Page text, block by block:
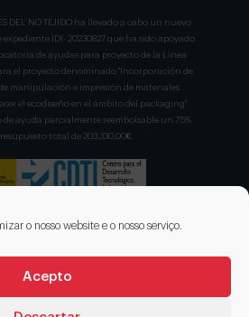
o nosso website e o nosso serviço.
Acepto
DEL NO TEJIDO ha llevado a cabo un nuevo
IDI- 20230827 que ha sido apoyado
de ayudas para proyecto de la Línea
el proyecto denominado "Incorporación de
manipulación e impresión de materiales
el ecodiseño en el ámbito del packaging"
ayuda parcialmente reembolsable un 75%
total de 203.330,00€.